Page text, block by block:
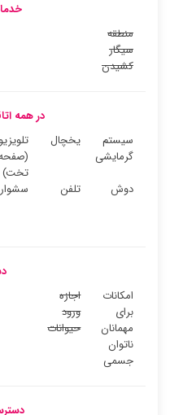
منطقه
سیگار
کشیدن
در همه
سیستم
گرمایشی
یخچال
تخت)
دوش
تلفن سشوار
امکانات
برای
مهمانان
ناتوان
جسمی
اجازه
ورود
حیوانات